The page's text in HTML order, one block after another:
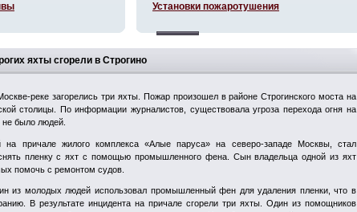
яхты сгорели в Строгино
реке загорелись три яхты. Пожар произошел в районе Строгинского моста на
столицы. По информации журналистов, существовала угроза перехода огня на
не было людей.
на причале жилого комплекса «Алые паруса» на северо-западе Москвы, стал
пленку с яхт с помощью промышленного фена. Сын владельца одной из яхт
помочь с ремонтом судов.
из молодых людей использовал промышленный фен для удаления пленки, что в
В результате инцидента на причале сгорели три яхты. Один из помощников
Установки пожаротушения